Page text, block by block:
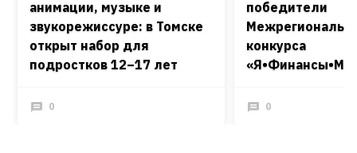
анимации, музыке и
звукорежиссуре: в Томске
открыт набор для
подростков 12–17 лет
0
победители
конкурса
0